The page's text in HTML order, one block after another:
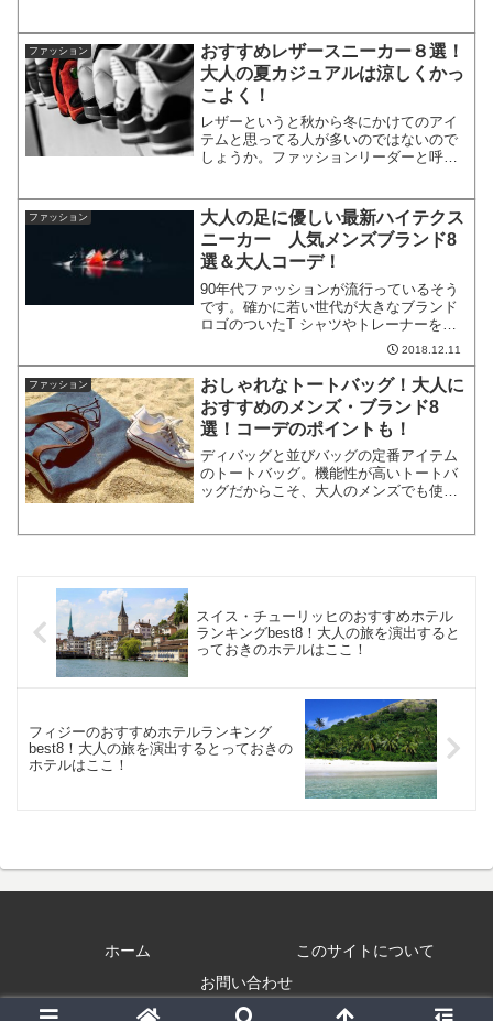
んな大人のためのおすすめメンズ・ジー
ンズブランドを厳選して５...
ファッション
おすすめレザースニーカー８選！
大人の夏カジュアルは涼しくかっ
こよく！
レザーというと秋から冬にかけてのアイ
テムと思ってる人が多いのではないので
しょうか。ファッションリーダーと呼ば
大人っぽく粋です。今年の夏、かっこよ
く足元が決まるおすすめ...
ファッション
大人の足に優しい最新ハイテクス
ニーカー 人気メンズブランド8
選＆大人コーデ！
90年代ファッションが流行っているそう
です。確かに若い世代が大きなブランド
ロゴのついたT シャツやトレーナーを着
て、足元はごっついハイテクスニーカー
という出で立ちで闊歩しています。スニ
ーカー熱の発信元とされるのが老舗ブラ
ンドのバレンシアガ。...
2018.12.11
ファッション
おしゃれなトートバッグ！大人に
おすすめのメンズ・ブランド8
選！コーデのポイントも！
ディバッグと並びバッグの定番アイテム
のトートバッグ。機能性が高いトートバ
ッグだからこそ、大人のメンズでも使え
スイス・チューリッヒのおすすめホテル
ランキングbest8！大人の旅を演出すると
っておきのホテルはここ！
フィジーのおすすめホテルランキング
best8！大人の旅を演出するとっておきの
ホテルはここ！
ホーム
このサイトについて
お問い合わせ